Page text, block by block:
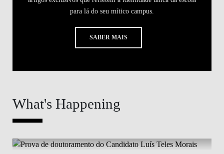
para lá do seu mítico campus.
SABER MAIS
What's Happening